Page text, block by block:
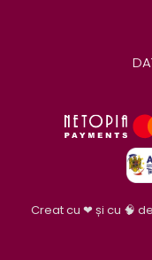
Creat cu ❤ și cu 🧠